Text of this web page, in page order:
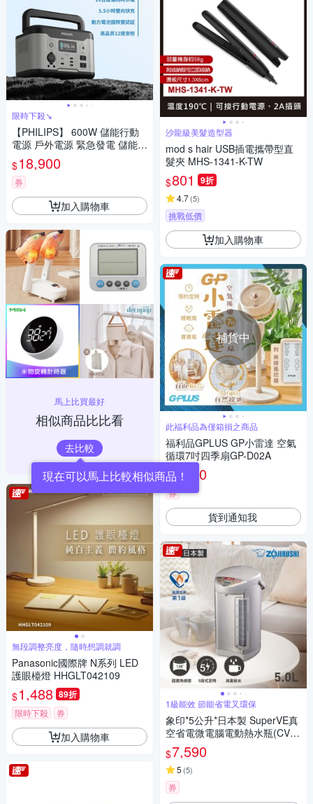
限時下殺↘
【PHILIPS】 600W 儲能行動
電源 戶外電源 緊急發電 儲能電
源 露營電源 DLP8093C
$18,900
券
加入購物車
馬上比買最好
相似商品比比看
去比較
無段調整亮度，隨時想調就調
Panasonic國際牌 N系列 LED
護眼檯燈 HHGLT042109
$1,488 89折
限時下殺 券
加入購物車
沙龍級美髮造型器
mod s hair USB插電攜帶型直
髮夾 MHS-1341-K-TW
$801 9折
4.7(5)
挑戰低價
加入購物車
補貨中
此福利品為僅箱損之商品
福利品GPLUS GP小雷達 空氣
循環7吋四季扇GP-D02A
$1,180
券
貨到通知我
1級能效 節能省電又環保
象印*5公升*日本製 SuperVE真
空省電微電腦電動熱水瓶(CV-D
SF50)(快)
$7,590
5 (5)
券